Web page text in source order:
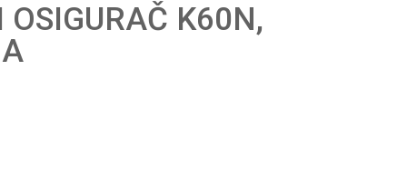
K60N,